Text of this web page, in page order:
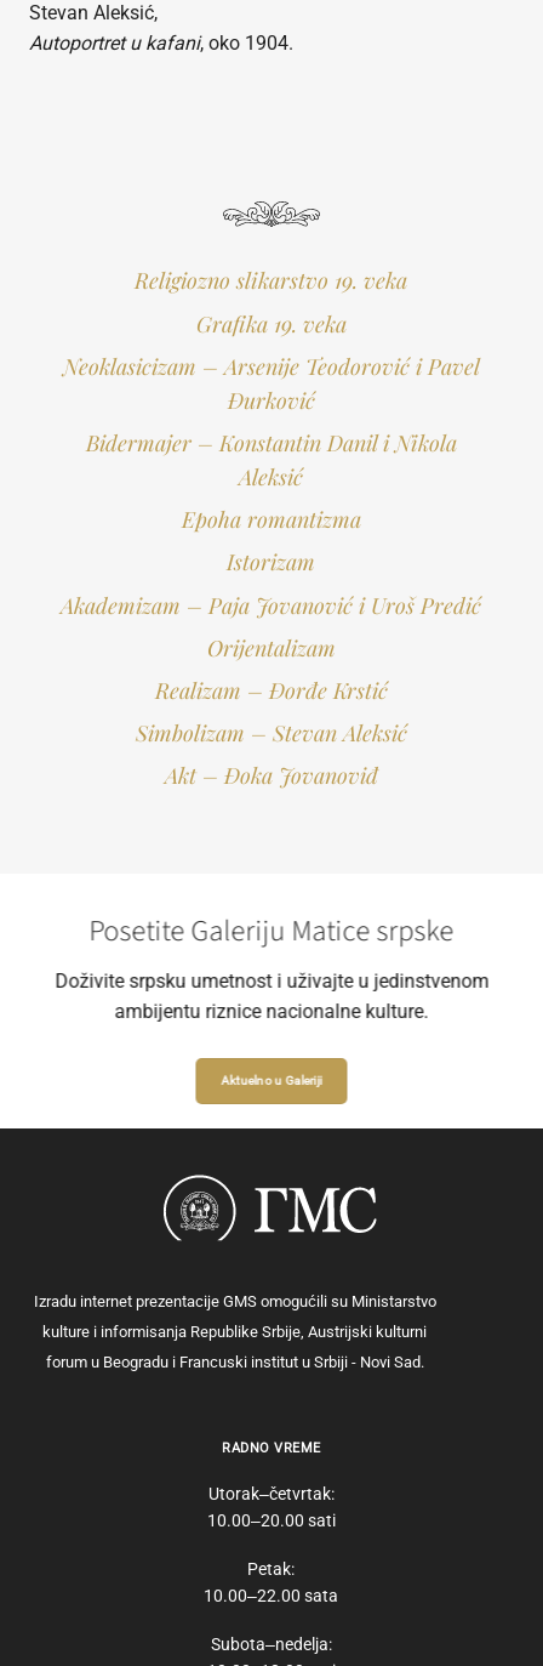
Stevan Aleksić,
Autoportret u kafani, oko 1904.
Religiozno slikarstvo 19. veka
Grafika 19. veka
Neoklasicizam – Arsenije Teodorović i Pavel
Đurković
Bidermajer – Konstantin Danil i Nikola
Aleksić
Epoha romantizma
Istorizam
Akademizam – Paja Jovanović i Uroš Predić
Orijentalizam
Realizam – Đorđe Krstić
Simbolizam – Stevan Aleksić
Akt – Đoka Jovanoviđ
Posetite Galeriju Matice srpske
Doživite srpsku umetnost i uživajte u jedinstvenom
ambijentu riznice nacionalne kulture.
Aktuelno u Galeriji
Izradu internet prezentacije GMS omogućili su Ministarstvo
kulture i informisanja Republike Srbije, Austrijski kulturni
forum u Beogradu i Francuski institut u Srbiji - Novi Sad.
RADNO VREME
Utorak‒četvrtak:
10.00‒20.00 sati
Petak:
10.00‒22.00 sata
Subota‒nedelja: